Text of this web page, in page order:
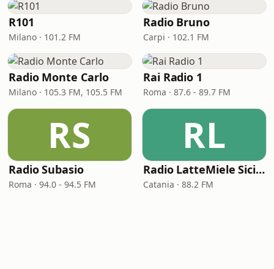
R101
Milano · 101.2 FM
Radio Bruno
Carpi · 102.1 FM
Radio Monte Carlo
Milano · 105.3 FM, 105.5 FM
Rai Radio 1
Roma · 87.6 - 89.7 FM
RS
Radio Subasio
Roma · 94.0 - 94.5 FM
RL
Radio LatteMiele Sicilia
Catania · 88.2 FM